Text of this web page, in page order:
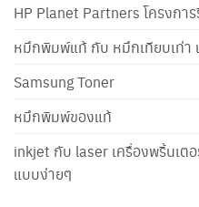
HP Planet Partners โครงกา
หมึกพิมพ์แท้ กับ หมึกเทียบเท่า
Samsung Toner
หมึกพิมพ์ของแท้
inkjet กับ laser เครื่องพริ้นเต
แบบง่ายๆ